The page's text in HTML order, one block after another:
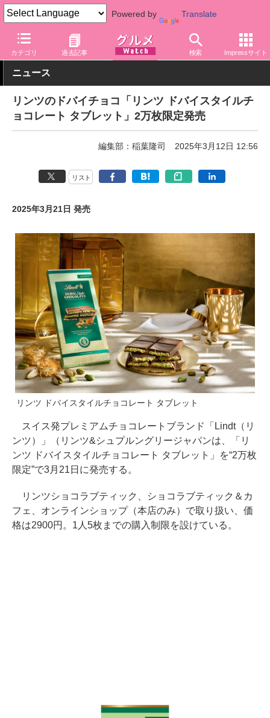
Powered by Translate
カテゴリ 過去記事 検索 Impressサイト
グルメ Watch 菓子・スイーツ チョコレート
ニュース
リンツのドバイチョコ「リンツ ドバイスタイルチ
ョコレート タブレット」2万枚限定発売
編集部：稲葉隆司 2025年3月12日 12:56
リスト
2025年3月21日 発売
リンツ ドバイスタイルチョコレート タブレット
スイス発プレミアムチョコレートブランド「Lindt（リ
ンツ）」（リンツ&シュプルングリージャパンは、「リ
ンツ ドバイスタイルチョコレート タブレット」を“2万枚
限定”で3月21日に発売する。
リンツショコラブティック、ショコラブティック＆カ
フェ、オンラインショップ（本店のみ）で取り扱い、価
格は2900円。1人5枚までの購入制限を設けている。